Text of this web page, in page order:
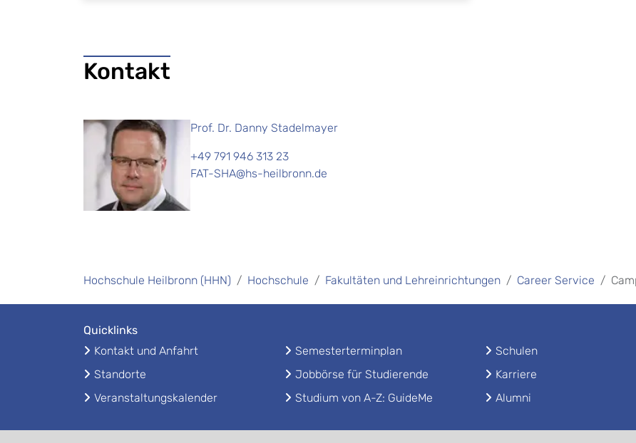
Kontakt
Prof. Dr. Danny Stadelmayer
+49 791 946 313 23
FAT-SHA@hs-heilbronn.de
Hochschule Heilbronn (HHN) Hochschule Fakultäten und Lehreinrichtungen Career Service
Quicklinks
Kontakt und Anfahrt
Standorte
Veranstaltungskalender
Semesterterminplan
Jobbörse für Studierende
Studium von A-Z: GuideMe
Schulen
Karriere
Alumni